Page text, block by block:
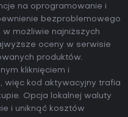
na oprogramowanie i
bezproblemowego
możliwie najniższych
oceny w serwisie
produktów.
kliknięciem i
więc kod aktywacyjny trafia
Opcja lokalnej waluty
i uniknąć kosztów